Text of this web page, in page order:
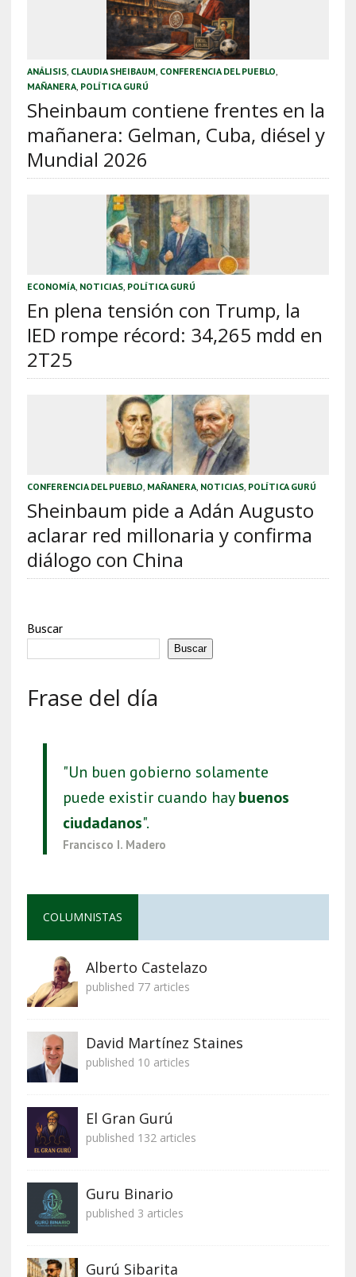
ANÁLISIS, CLAUDIA SHEIBAUM CONFERENCIA DEL PUEBLO
MAÑANERA, POLÍTICA GURÚ
Sheinbaum contiene frentes en la
mañanera: Gelman, Cuba, diésel y
Mundial 2026
ECONOMÍA, NOTICIAS, POLÍTICA GURÚ
En plena tensión con Trump, la
IED rompe récord: 34,265 mdd en
2T25
CONFERENCIA DEL PUEBLO MAÑANERA, NOTICIAS, POLÍTICA GURÚ
Sheinbaum pide a Adán Augusto
aclarar red millonaria y confirma
diálogo con China
Buscar
Buscar
Frase del día
"Un buen gobierno solamente
puede existir cuando haybuenos
ciudadanos".
Francisco I. Madero
COLUMNISTAS
Alberto Castelazo
published 77 articles
David Martínez Staines
published 10 articles
El Gran Gurú
published 132 articles
Guru Binario
published 3 articles
Gurú Sibarita